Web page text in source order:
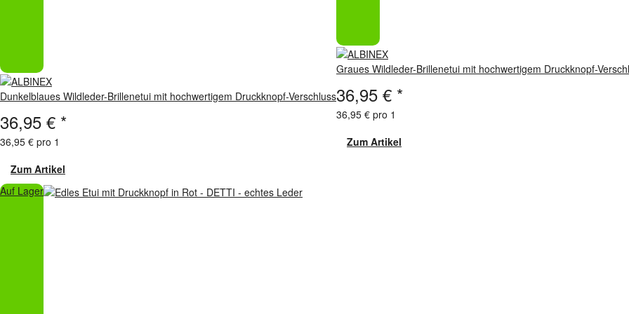
Dunkelblaues Wildleder-Brillenetui mit hochwertigem Druckknopf-Verschluss
36,95 € *
36,95 € pro 1
Zum Artikel
Graues Wildleder-Brillenetui mit hochwertigem Druckknopf-
36,95 € *
36,95 € pro 1
Zum Artikel
Auf Lager